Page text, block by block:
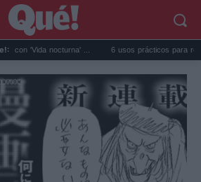
nocturna' ... 6 usos prácticos para reutilizar